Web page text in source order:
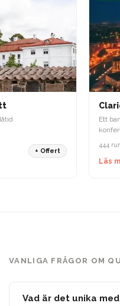
+ Offert
Ett
444
Läs
VANLIGA FRÅGOR OM
Vad är det unika